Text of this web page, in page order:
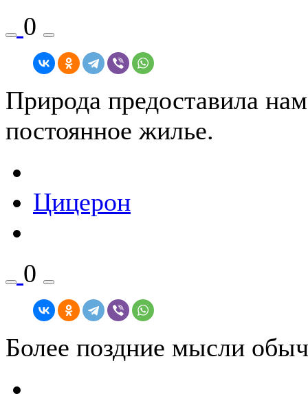
0
Природа предоставила
постоянное жилье.
Цицерон
0
Более поздние мысли